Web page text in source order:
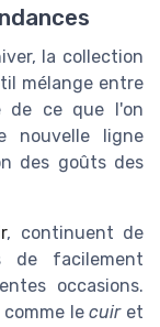
la collection
mélange entre
de ce que l'on
nouvelle ligne
des goûts des
, continuent de
de facilement
occasions.
comme lecuiret